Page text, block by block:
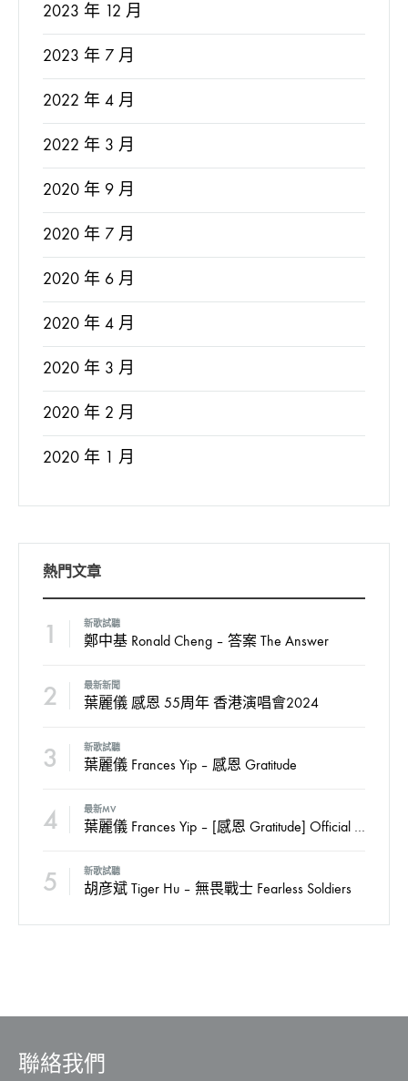
2023 年 12 月
2023 年 7 月
2022 年 4 月
2022 年 3 月
2020 年 9 月
2020 年 7 月
2020 年 6 月
2020 年 4 月
2020 年 3 月
2020 年 2 月
2020 年 1 月
熱門文章
1 新歌試聽
鄭中基 Ronald Cheng – 答案 The Answer
2 最新新聞
葉麗儀 感恩 55周年 香港演唱會2024
3 新歌試聽
葉麗儀 Frances Yip – 感恩 Gratitude
4 最新MV
5 新歌試聽
胡彦斌 Tiger Hu – 無畏戰士 Fearless Soldiers
聯絡我們